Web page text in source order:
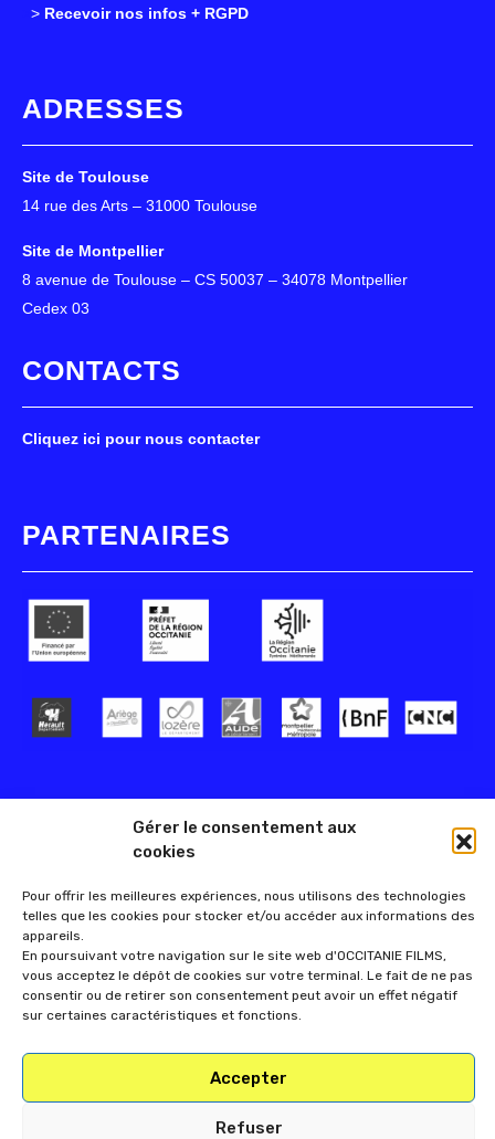
Gérer le consentement aux
cookies
Pour offrir les meilleures expériences, nous utilisons des technologies
telles que les cookies pour stocker et/ou accéder aux informations des
appareils.
En poursuivant votre navigation sur le site web d'OCCITANIE FILMS,
vous acceptez le dépôt de cookies sur votre terminal. Le fait de ne pas
consentir ou de retirer son consentement peut avoir un effet négatif
sur certaines caractéristiques et fonctions.
Accepter
Refuser
> Recevoir nos infos + RGPD
ADRESSES
Site de Toulouse
14 rue des Arts – 31000 Toulouse
Site de Montpellier
8 avenue de Toulouse – CS 50037 – 34078 Montpellier
Cedex 03
CONTACTS
Cliquez ici pour nous contacter
PARTENAIRES